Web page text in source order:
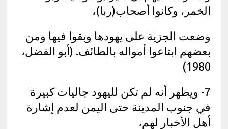
الخمر، وكانوا أصحاب(ربا)،
وضعت الجزية على يهودها وبقوا فيها ومن
بعضهم ابتاعوا أمواله بالطائف. (أبو الفضل،
1980)
7- ويظهر أنه لم تكن لليهود جاليات كبيرة
في جنوب المدينة حتى اليمن لعدم إشارة
أهل الأخبار لهم،